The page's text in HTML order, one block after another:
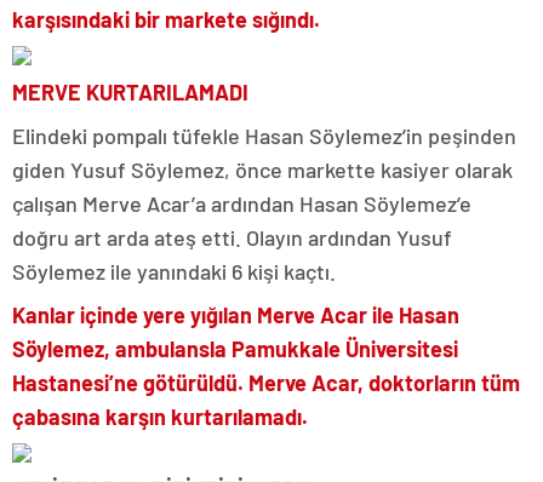
karşısındaki bir markete sığındı.
MERVE KURTARILAMADI
Elindeki pompalı tüfekle Hasan Söylemez’in peşinden
giden Yusuf Söylemez, önce markette kasiyer olarak
çalışan Merve Acar’a ardından Hasan Söylemez’e
doğru art arda ateş etti. Olayın ardından Yusuf
Söylemez ile yanındaki 6 kişi kaçtı.
Kanlar içinde yere yığılan Merve Acar ile Hasan
Söylemez, ambulansla Pamukkale Üniversitesi
Hastanesi’ne götürüldü. Merve Acar, doktorların tüm
çabasına karşın kurtarılamadı.